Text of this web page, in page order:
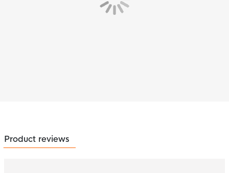
Product reviews